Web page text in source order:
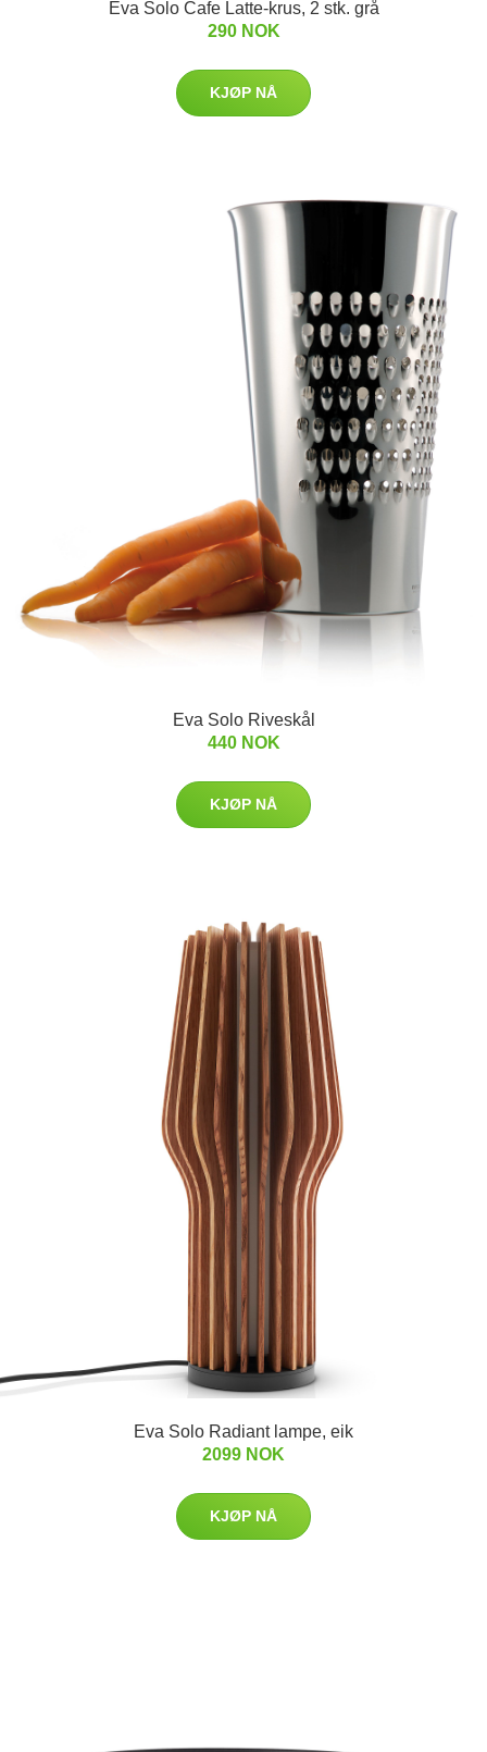
Eva Solo Cafe Latte-krus, 2 stk. grå
290 NOK
KJØP NÅ
Eva Solo Riveskål
440 NOK
KJØP NÅ
Eva Solo Radiant lampe, eik
2099 NOK
KJØP NÅ